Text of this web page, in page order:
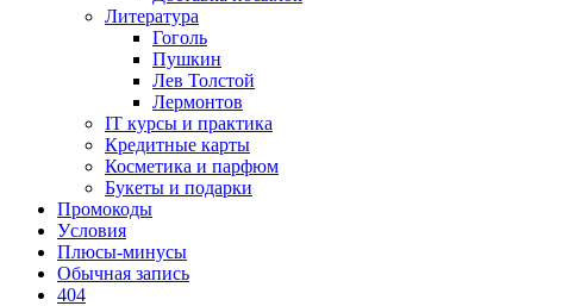
Литература
Гоголь
Пушкин
Лев Толстой
Лермонтов
IT курсы и практика
Кредитные карты
Косметика и парфюм
Букеты и подарки
Промокоды
Уcловия
Плюсы-минусы
Обычная запись
404